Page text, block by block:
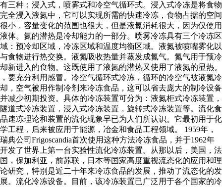
有三种：浸入式，喷雾式和冷空气循环式。浸入式冷冻是将食物
完全浸入液氮中，它可以实现所需的快速冷冻，食物占据的空间
很小，容量变化的范围也很大，但是液氮消耗很大，因为仅使用
液体。氮的潜热是冷却能力的一部分。喷雾冷冻具有三个冷冻区
域：预冷却区域，冷冻区域和温度均衡区域。液氮被喷嘴雾化以
与食物进行热交换。液氮吸收热量并蒸发成氮气。氮气用于预冷
却新进入的食物。这既使用了液氮的潜热又使用了液氮的显热。
，要充分利用感冒。冷空气循环式冷冻，循环的冷空气被液氮冷
却，空气被用作制冷剂来冷冻食品，这可以省去庞大的制冷设备
并减少初期投资。具体的冷冻装置可分为：液氮柜式冷冻装置，
隧道式冷冻装置，浸入式冷冻装置，旋转式冷冻装置等。流化食
品速冻理论和装置的流化现象早已为人们所认识。它最初用于化
学工程，后来被应用于能源，冶金和食品工程领域。 1959年，
瑞典公司Frigoscandia首次使用这种方法冷冻食品，并于1962年
开发了世界上第一台实验性流化冷冻装置。从那以后，美国，法
国，保加利亚，前苏联，日本等国家高度重视流态化的应用和理
论研究，特别是近二十年来冷冻食品的发展，推动了流态化的发
展。流化冷冻设备。目前，该冷冻装置已广泛用于各个国家的冷